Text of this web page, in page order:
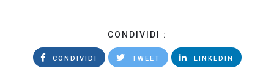
CONDIVIDI :
CONDIVIDI TWEET LINKEDIN